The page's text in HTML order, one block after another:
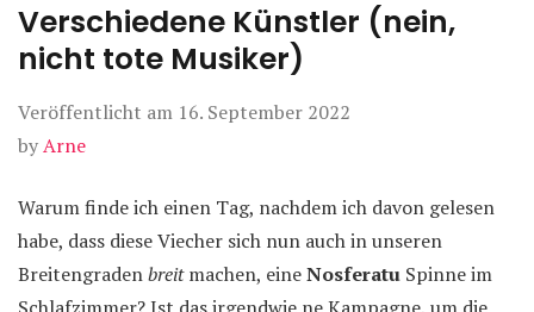
Verschiedene Künstler (nein,
nicht tote Musiker)
Veröffentlicht am 16. September 2022
byArne
Warum finde ich einen Tag, nachdem ich davon gelesen
habe, dass diese Viecher sich nun auch in unseren
Breitengradenbreitmachen, eineNosferatu Spinne im